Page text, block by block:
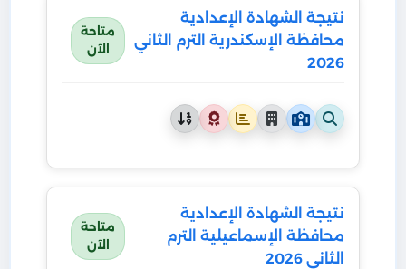
نتيجة الشهادة الإعدادية
محافظة الإسكندرية الترم الثاني
2026
متاحة
الآن
نتيجة الشهادة الإعدادية
محافظة الإسماعيلية الترم
الثاني 2026
متاحة
الآن